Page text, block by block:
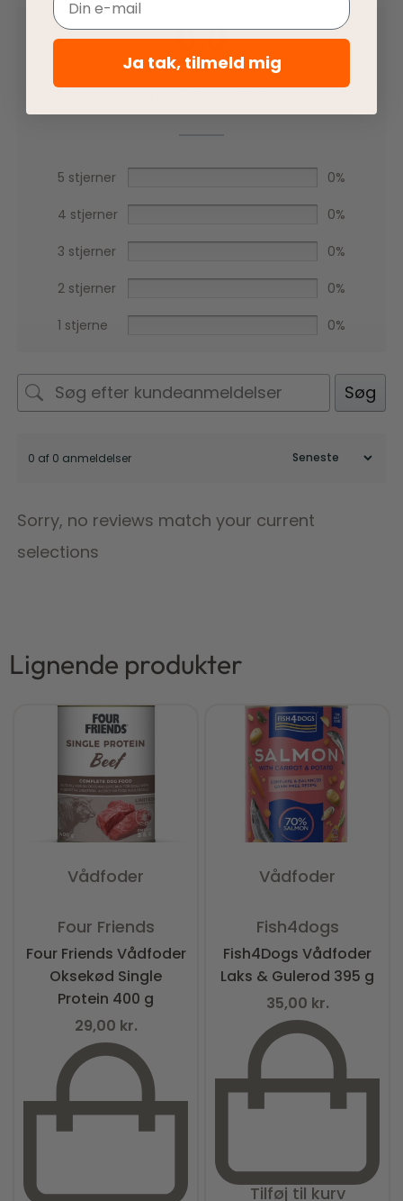
0,0
5 stjerner 0%
4 stjerner 0%
3 stjerner 0%
2 stjerner 0%
1 stjerne 0%
Søg
0 af 0 anmeldelser
Sorry, no reviews match your current
selections
Lignende produkter
Vådfoder
Four Friends
Four Friends Vådfoder
Oksekød Single
Protein 400 g
29,00 kr.
Vådfoder
Fish4dogs
Fish4Dogs Vådfoder
Laks & Gulerod 395 g
35,00 kr.
Tilføj til kurv
Ja tak, tilmeld mig